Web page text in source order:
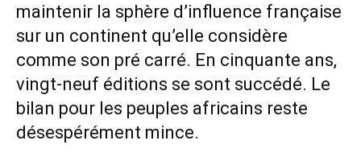
maintenir la sphère d’influence française
sur un continent qu’elle considère
comme son pré carré. En cinquante ans,
vingt-neuf éditions se sont succédé. Le
bilan pour les peuples africains reste
désespérément mince.